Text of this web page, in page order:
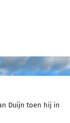
Duijn toen hij in